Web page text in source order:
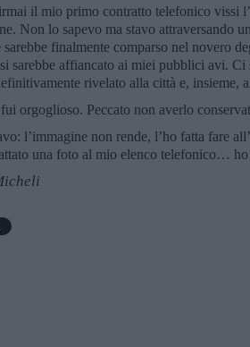
il mio primo contratto telefonico vissi
Non lo sapevo ma stavo attraversando
sarebbe finalmente comparso nel novero
sarebbe affiancato ai miei pubblici avi.
rivelato alla città e, insieme,
fui orgoglioso. Peccato non averlo
l’immagine non rende, l’ho fatta fare
una foto al mio elenco telefonico…